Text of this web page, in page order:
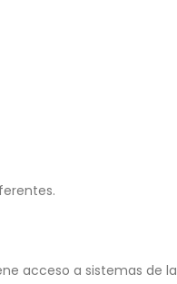
acceso a sistemas de la